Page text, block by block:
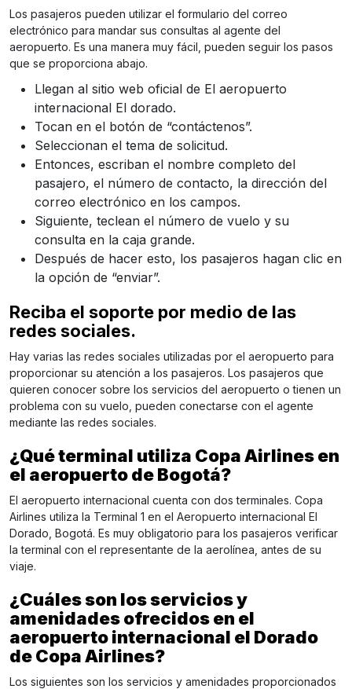
Los pasajeros pueden utilizar el formulario del correo
electrónico para mandar sus consultas al agente del
aeropuerto. Es una manera muy fácil, pueden seguir los pasos
que se proporciona abajo.
Llegan al sitio web oficial de El aeropuerto
internacional El dorado.
Tocan en el botón de “contáctenos”.
Seleccionan el tema de solicitud.
Entonces, escriban el nombre completo del
pasajero, el número de contacto, la dirección del
correo electrónico en los campos.
Siguiente, teclean el número de vuelo y su
consulta en la caja grande.
Después de hacer esto, los pasajeros hagan clic en
la opción de “enviar”.
Reciba el soporte por medio de las
redes sociales.
Hay varias las redes sociales utilizadas por el aeropuerto para
proporcionar su atención a los pasajeros. Los pasajeros que
quieren conocer sobre los servicios del aeropuerto o tienen un
problema con su vuelo, pueden conectarse con el agente
mediante las redes sociales.
¿Qué terminal utiliza Copa Airlines en
el aeropuerto de Bogotá?
El aeropuerto internacional cuenta con dos terminales. Copa
Airlines utiliza la Terminal 1 en el Aeropuerto internacional El
Dorado, Bogotá. Es muy obligatorio para los pasajeros verificar
la terminal con el representante de la aerolínea, antes de su
viaje.
¿Cuáles son los servicios y
amenidades ofrecidos en el
aeropuerto internacional el Dorado
de Copa Airlines?
Los siguientes son los servicios y amenidades proporcionados